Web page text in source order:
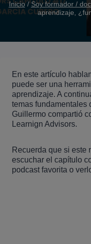
Inicio / Soy formador /
aprendizaje,
En este artículo
puede ser una
aprendizaje. A
temas fundamentales
Guillermo compartió
Learnign Advisors.
Recuerda que si este
escuchar el capítulo
podcast favorita o